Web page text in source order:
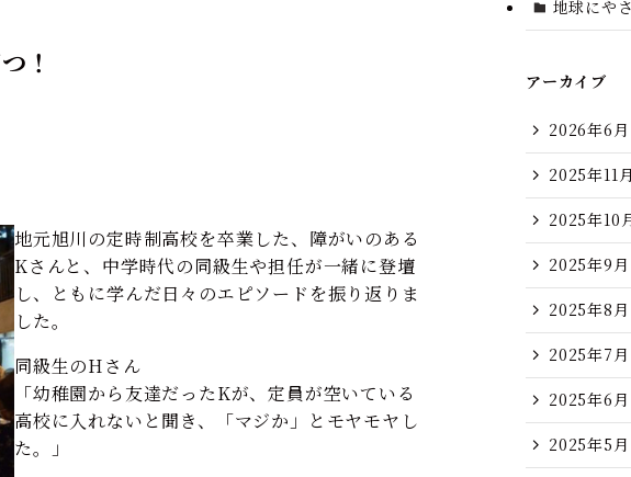
！
地元旭川の定時制高校を卒業した、障がいのある
Kさんと、中学時代の同級生や担任が一緒に登壇
し、ともに学んだ日々のエピソードを振り返りま
した。
同級生のHさん
「幼稚園から友達だったKが、定員が空いている
高校に入れないと聞き、「マジか」とモヤモヤし
た。」
地球にや
アーカイブ
2026年6月
2025年11月
2025年10
2025年9月
2025年8月
2025年7月
2025年6月
2025年5月